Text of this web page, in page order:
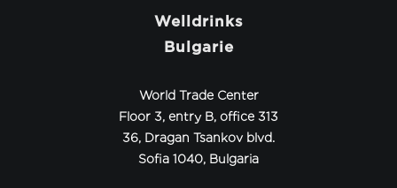
Welldrinks
Bulgarie
World Trade Center
Floor 3, entry B, office 313
36, Dragan Tsankov blvd.
Sofia 1040, Bulgaria